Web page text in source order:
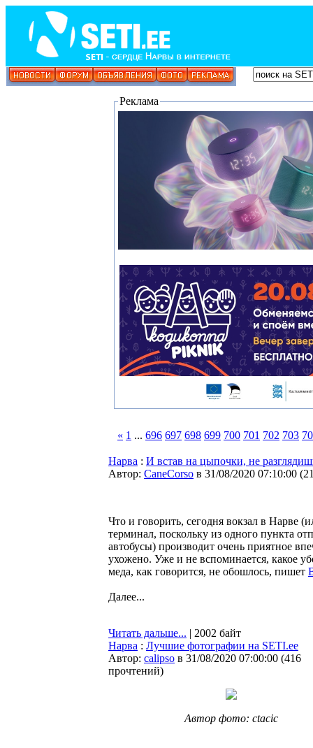
Реклама
« 1 ... 696 697 698 699 700 701 702 703
Нарва : И встав на цыпочки, не
Автор: CaneCorso в 31/08/2020 07:10:00 (
Что и говорить, сегодня вокзал в Нарве
терминал, поскольку из одного пункта
автобусы) производит очень приятное
ухожено. Уже и не вспоминается, какое
меда, как говорится, не обошлось, пишет
Далее...
Читать дальше... | 2002 байт
Нарва : Лучшие фотографии на SETI.ee
Автор: calipso в 31/08/2020 07:00:00 (416
прочтений)
Автор фото: ctacic